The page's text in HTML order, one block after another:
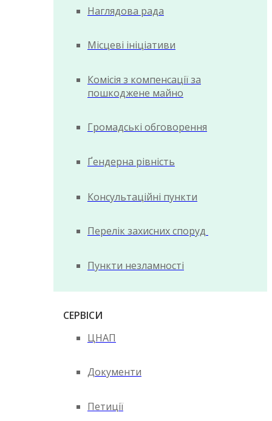
Наглядова рада
Місцеві ініціативи
Комісія з компенсації за
пошкоджене майно
Громадські обговорення
Ґендерна рівність
Консультаційні пункти
Перелік захисних споруд
Пункти незламності
СЕРВІСИ
ЦНАП
Документи
Петиції